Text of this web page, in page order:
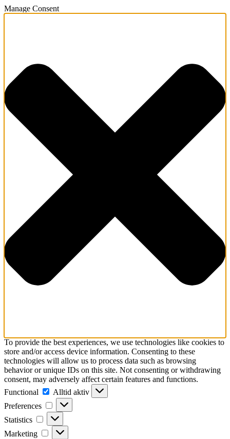
Manage Consent
To provide the best experiences, we use technologies like cookies to
store and/or access device information. Consenting to these
technologies will allow us to process data such as browsing
behavior or unique IDs on this site. Not consenting or withdrawing
consent, may adversely affect certain features and functions.
Functional
Functional
Alltid aktiv
Preferences
Preferences
Statistics Statistics
Marketing Marketing